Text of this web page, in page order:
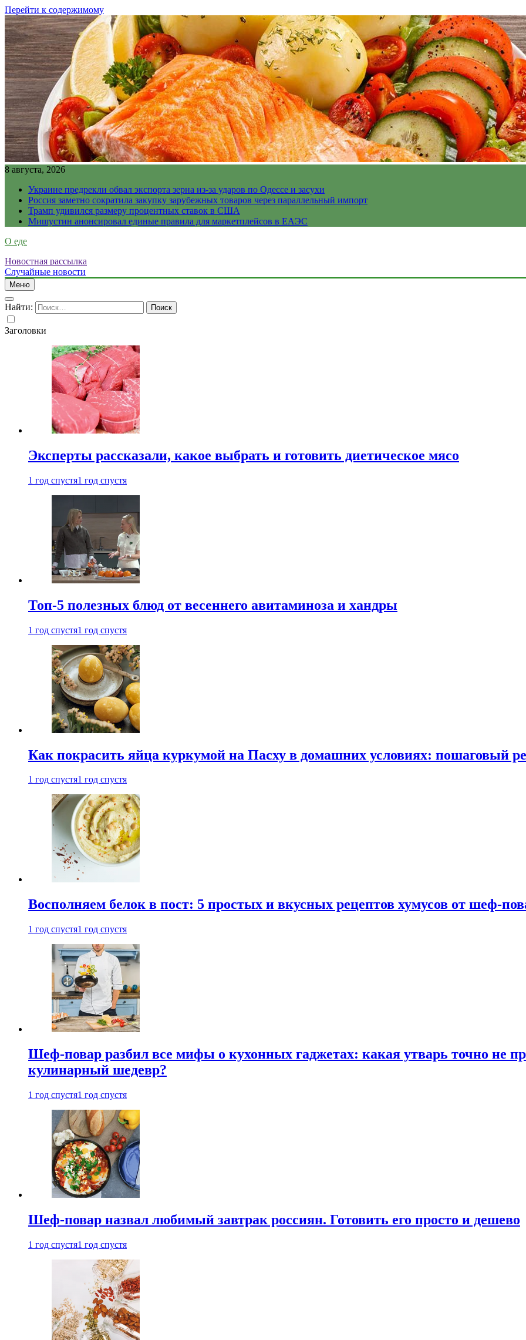
Перейти к содержимому
8 августа, 2026
Украине предрекли обвал экспорта зерна из-за ударов по Одессе и засухи
Россия заметно сократила закупку зарубежных товаров через параллельный импорт
Трамп удивился размеру процентных ставок в США
Мишустин анонсировал единые правила для маркетплейсов в ЕАЭС
О еде
Новостная рассылка
Случайные новости
Меню
Найти:
Заголовки
Эксперты рассказали, какое выбрать и готовить диетическое мясо
1 год спустя1 год спустя
Топ-5 полезных блюд от весеннего авитаминоза и хандры
1 год спустя1 год спустя
Как покрасить яйца куркумой на Пасху в домашних условиях: пошаговый
1 год спустя1 год спустя
Восполняем белок в пост: 5 простых и вкусных рецептов хумусов от шеф-
1 год спустя1 год спустя
Шеф-повар разбил все мифы о кухонных гаджетах: какая утварь точно не
кулинарный шедевр?
1 год спустя1 год спустя
Шеф-повар назвал любимый завтрак россиян. Готовить его просто и дешево
1 год спустя1 год спустя